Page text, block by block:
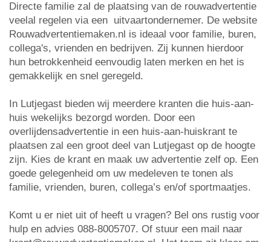
Directe familie zal de plaatsing van de rouwadvertentie
veelal regelen via een uitvaartondernemer. De website
Rouwadvertentiemaken.nl is ideaal voor familie, buren,
collega's, vrienden en bedrijven. Zij kunnen hierdoor
hun betrokkenheid eenvoudig laten merken en het is
gemakkelijk en snel geregeld.
In Lutjegast bieden wij meerdere kranten die huis-aan-
huis wekelijks bezorgd worden. Door een
overlijdensadvertentie in een huis-aan-huiskrant te
plaatsen zal een groot deel van Lutjegast op de hoogte
zijn. Kies de krant en maak uw advertentie zelf op. Een
goede gelegenheid om uw medeleven te tonen als
familie, vrienden, buren, collega’s en/of sportmaatjes.
Komt u er niet uit of heeft u vragen? Bel ons rustig voor
hulp en advies 088-8005707. Of stuur een mail naar